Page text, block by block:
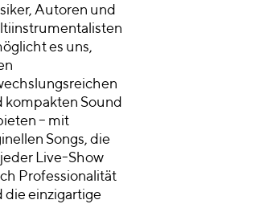
Autoren und
es uns,
kompakten Sound
– mit
Songs, die
Live-Show
Professionalität
die einzigartige